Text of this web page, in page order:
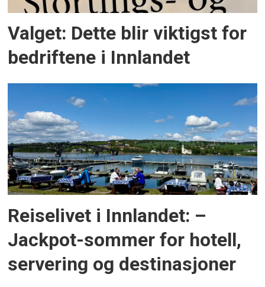
Valget: Dette blir viktigst for
bedriftene i Innlandet
Reiselivet i Innlandet: –
Jackpot-sommer for hotell,
servering og destinasjoner